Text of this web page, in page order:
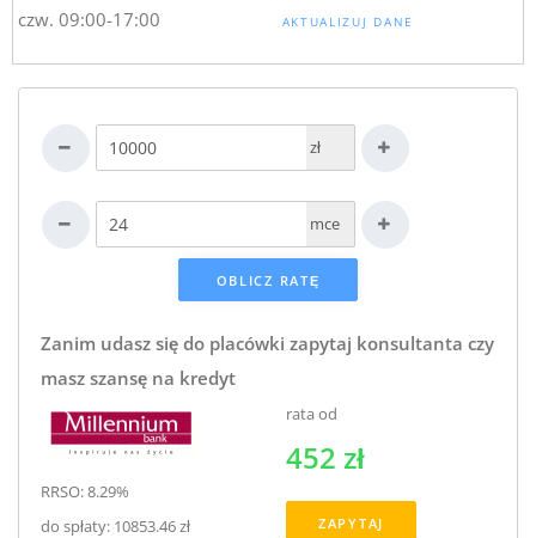
czw. 09:00-17:00
AKTUALIZUJ DANE
zł
mce
Zanim udasz się do placówki zapytaj konsultanta czy
masz szansę na kredyt
RRSO: 8.29%
do spłaty: 10853.46 zł
rata od
452 zł
ZAPYTAJ